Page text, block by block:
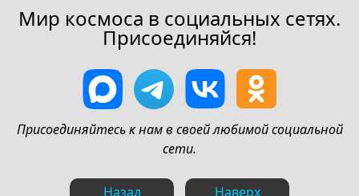
Мир космоса в социальных сетях.
Присоединяйся!
Присоединяйтесь к нам в своей любимой социальной
сети.
Назад Наверх